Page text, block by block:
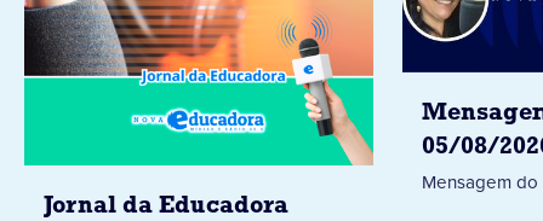
Jornal da Educadora
05/08/
Mensagem do